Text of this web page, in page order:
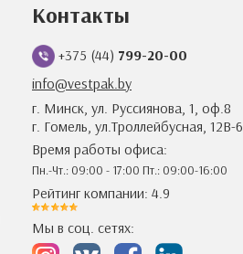
Контакты
+375 (44) 799-20-00
info@vestpak.by
г. Минск, ул. Руссиянова, 1, оф.8
г. Гомель, ул.Троллейбусная, 12В-6
Время работы офиса:
Пн.-Чт.: 09:00 - 17:00 Пт.: 09:00-16:00
Рейтинг компании: 4.9
Мы в соц. сетях: